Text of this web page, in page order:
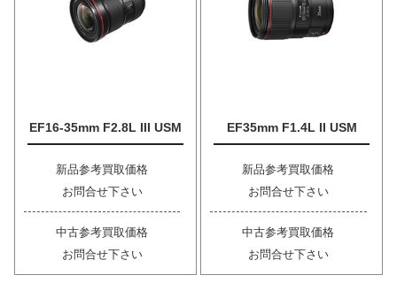
EF16-35mm F2.8L III USM
新品参考買取価格
お問合せ下さい
中古参考買取価格
お問合せ下さい
EF35mm F1.4L II USM
新品参考買取価格
お問合せ下さい
中古参考買取価格
お問合せ下さい